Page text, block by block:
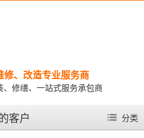
修、改造专业服务商
修缮、一站式服务承包商
分类
客户